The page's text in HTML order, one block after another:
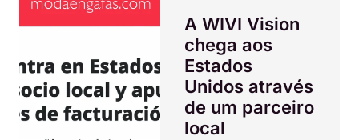
A WIVI Vision
chega aos
Estados
Unidos através
de um parceiro
local